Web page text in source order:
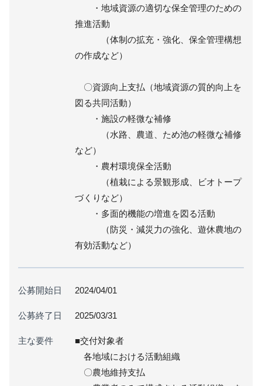
・地域資源の適切な保全管理のための
推進活動
（体制の拡充・強化、保全管理構想
の作成など）
〇資源向上支払（地域資源の質的向上を
図る共同活動）
・施設の軽微な補修
（水路、農道、ため池の軽微な補修
など）
・農村環境保全活動
（植栽による景観形成、ビオトープ
づくりなど）
・多面的機能の増進を図る活動
（防災・減災力の強化、遊休農地の
有効活動など）
公募開始日 2024/04/01
公募終了日 2025/03/31
主な要件
■交付対象者
各地域における活動組織
〇農地維持支払